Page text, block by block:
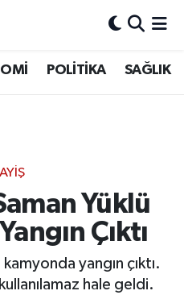
POLİTİKA SAĞLIK
Yüklü
Çıktı
yangın çıktı.
hale geldi.